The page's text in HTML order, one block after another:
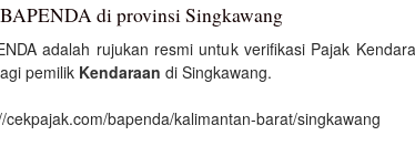
di provinsi Singkawang
adalah rujukan resmi untuk verifikasi Pajak
pemilik Kendaraan di Singkawang.
cekpajak.com/bapenda/kalimantan-barat/singkawang